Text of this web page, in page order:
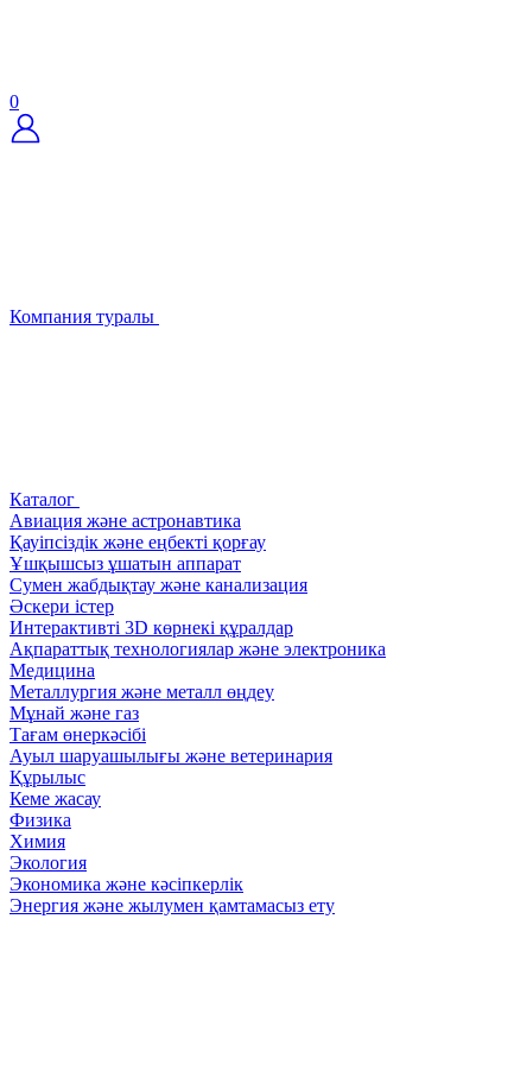
0
Компания туралы
Каталог
Авиация және астронавтика
Қауіпсіздік және еңбекті қорғау
Ұшқышсыз ұшатын аппарат
Сумен жабдықтау және канализация
Әскери істер
Интерактивті 3D көрнекі құралдар
Ақпараттық технологиялар және электроника
Медицина
Металлургия және металл өңдеу
Мұнай және газ
Тағам өнеркәсібі
Ауыл шаруашылығы және ветеринария
Құрылыс
Кеме жасау
Физика
Химия
Экология
Экономика және кәсіпкерлік
Энергия және жылумен қамтамасыз ету